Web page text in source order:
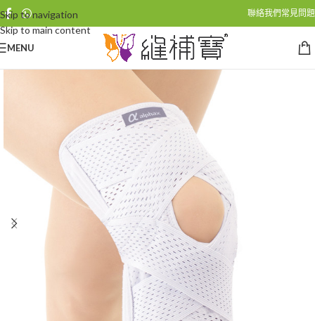
Skip to navigation
Skip to main content
聯絡我們常見問題
MENU